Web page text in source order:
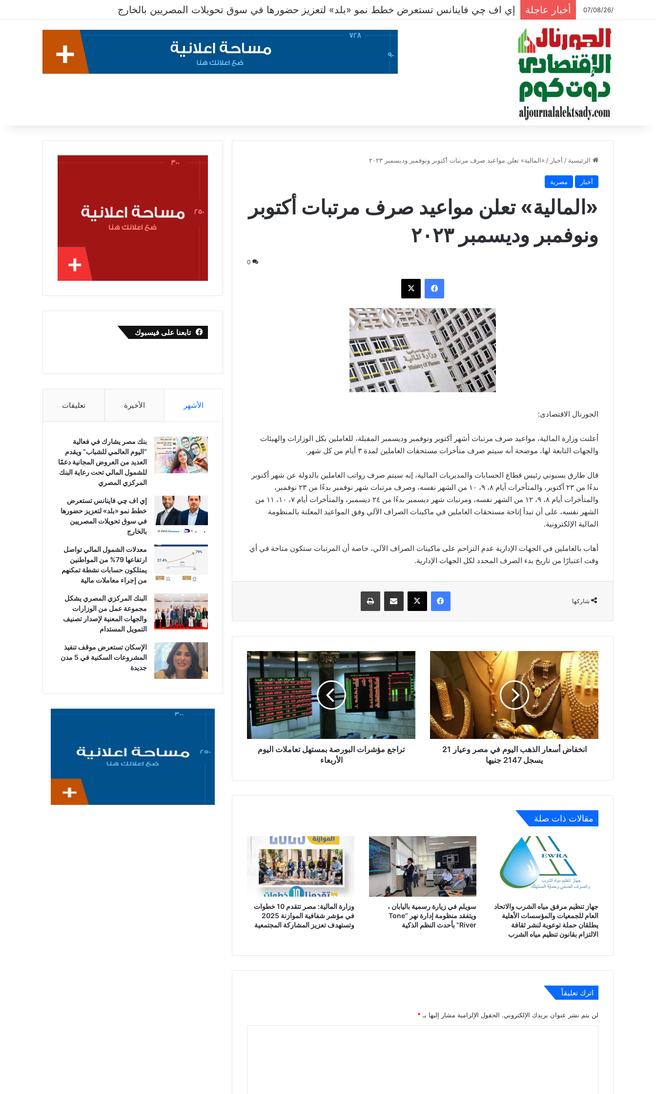
/07/08/26 أخبار عاجلة إي اف چي فاينانس تستعرض خطط نمو «بلد» لتعزيز حضورها في سوق تحويلات المصريين بالخارج
الرئيسية / أخبار / «المالية» تعلن مواعيد صرف مرتبات أكتوبر ونوفمبر وديسمبر ٢٠٢٣
أخبار مصرية
«المالية» تعلن مواعيد صرف مرتبات أكتوبر
ونوفمبر وديسمبر ٢٠٢٣
0
فيسبوك ‫X
الجورنال الاقتصادى:
أعلنت وزارة المالية، مواعيد صرف مرتبات أشهر أكتوبر ونوفمبر وديسمبر المقبلة، للعاملين بكل الوزارات والهيئات
والجهات التابعة لها، موضحة أنه سيتم صرف متأخرات مستحقات العاملين لمدة ٣ أيام من كل شهر.
قال طارق بسيوني رئيس قطاع الحسابات والمديريات المالية، إنه سيتم صرف رواتب العاملين بالدولة عن شهر أكتوبر
بدءًا من ٢٣ أكتوبر، والمتأخرات أيام ٨، ٩، ١٠ من الشهر نفسه، وصرف مرتبات شهر نوفمبر بدءًا من ٢٣ نوفمبر،
والمتأخرات أيام ٨، ٩، ١٢ من الشهر نفسه، ومرتبات شهر ديسمبر بدءًا من ٢٤ ديسمبر، والمتأخرات أيام ٧، ١٠، ١١ من
الشهر نفسه، على أن تبدأ إتاحة مستحقات العاملين في ماكينات الصراف الآلي وفق المواعيد المعلنة بالمنظومة
المالية الإلكترونية.
أهاب بالعاملين في الجهات الإدارية عدم التزاحم على ماكينات الصراف الآلي، خاصة أن المرتبات ستكون متاحة في أي
وقت اعتبارًا من تاريخ بدء الصرف المحدد لكل الجهات الإدارية.
شاركها
فيسبوك ‫X مشاركة عبر البريد طباعة
انخفاض
أسعار
الذهب
اليوم
في
مصر
وعيار
21
يسجل
2147
انخفاض أسعار الذهب اليوم في مصر وعيار 21
يسجل 2147 جنيها
تراجع
مؤشرات
البورصة
بمستهل
تعاملات
اليوم
الأربعاء
تراجع مؤشرات البورصة بمستهل تعاملات اليوم
الأربعاء
مقالات ذات صلة
جهاز تنظيم مرفق مياه الشرب والاتحاد
العام للجمعيات والمؤسسات الأهلية
يطلقان حملة توعوية لنشر ثقافة
الالتزام بقانون تنظيم مياه الشرب
سويلم في زيارة رسمية باليابان ،
ويتفقد منظومة إدارة نهر “Tone
River” بأحدث النظم الذكية
وزارة المالية: مصر تتقدم 10 خطوات
في مؤشر شفافية الموازنة 2025
وتستهدف تعزيز المشاركة المجتمعية
اترك تعليقاً
لن يتم نشر عنوان بريدك الإلكتروني. الحقول الإلزامية مشار إليها بـ *
تابعنا على فيسبوك
الأشهر الأخيرة تعليقات
بنك مصر يشارك في فعالية
“اليوم العالمي للشباب” ويقدم
العديد من العروض المجانية دعمًا
للشمول المالي تحت رعاية البنك
المركزي المصري
إي اف چي فاينانس تستعرض
خطط نمو «بلد» لتعزيز حضورها
في سوق تحويلات المصريين
بالخارج
معدلات الشمول المالي تواصل
ارتفاعها 79% من المواطنين
يمتلكون حسابات نشطة تمكنهم
من إجراء معاملات مالية
البنك المركزي المصري يشكل
مجموعة عمل من الوزارات
والجهات المعنية لإصدار تصنيف
التمويل المستدام
الإسكان تستعرض موقف تنفيذ
المشروعات السكنية في 5 مدن
جديدة